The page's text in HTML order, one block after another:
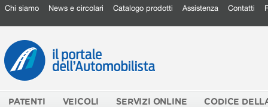
Chi siamo News e circolari Catalogo prodotti Assistenza Contatti
PATENTI VEICOLI SERVIZI ONLINE CODICE